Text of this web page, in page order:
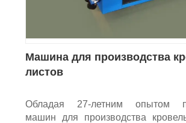
Машина для производства
листов
Обладая 27-летним опытом
машин для производства